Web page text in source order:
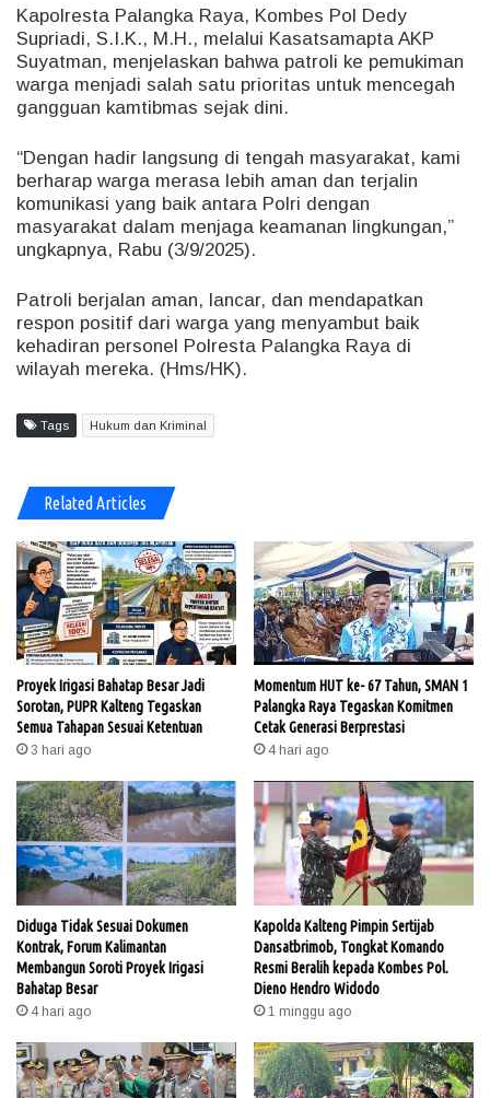
Kapolresta Palangka Raya, Kombes Pol Dedy
Supriadi, S.I.K., M.H., melalui Kasatsamapta AKP
Suyatman, menjelaskan bahwa patroli ke pemukiman
warga menjadi salah satu prioritas untuk mencegah
gangguan kamtibmas sejak dini.
“Dengan hadir langsung di tengah masyarakat, kami
berharap warga merasa lebih aman dan terjalin
komunikasi yang baik antara Polri dengan
masyarakat dalam menjaga keamanan lingkungan,”
ungkapnya, Rabu (3/9/2025).
Patroli berjalan aman, lancar, dan mendapatkan
respon positif dari warga yang menyambut baik
kehadiran personel Polresta Palangka Raya di
wilayah mereka. (Hms/HK).
Tags Hukum dan Kriminal
Related Articles
Proyek Irigasi Bahatap Besar Jadi
Sorotan, PUPR Kalteng Tegaskan
Semua Tahapan Sesuai Ketentuan
3 hari ago
Momentum HUT ke- 67 Tahun, SMAN 1
Palangka Raya Tegaskan Komitmen
Cetak Generasi Berprestasi
4 hari ago
Diduga Tidak Sesuai Dokumen
Kontrak, Forum Kalimantan
Membangun Soroti Proyek Irigasi
Bahatap Besar
4 hari ago
Kapolda Kalteng Pimpin Sertijab
Dansatbrimob, Tongkat Komando
Resmi Beralih kepada Kombes Pol.
Dieno Hendro Widodo
1 minggu ago